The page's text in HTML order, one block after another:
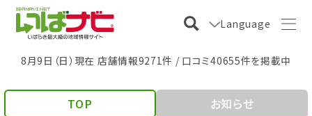
Language
8月9日（日）現在 店舗情報9271件 / 口コミ40655件を掲載中
TOP
お知らせ